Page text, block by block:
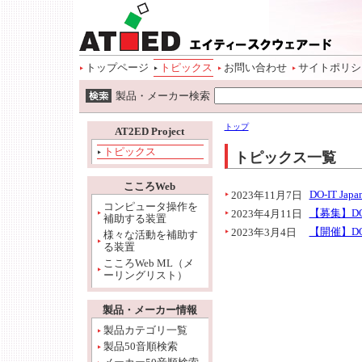
トップページ トピックス お問い合わせ サイトポリ
製品・メーカー検索
AT2ED Project
トピックス
こころWeb
コンピュータ操作を
補助する装置
様々な活動を補助す
る装置
こころWeb ML（メ
ーリングリスト）
製品・メーカー情報
製品カテゴリ一覧
製品50音順検索
トップ
トピックス一覧
2023年11月7日
DO-IT
2023年4月11日
【募集】
2023年3月4日
【開催】